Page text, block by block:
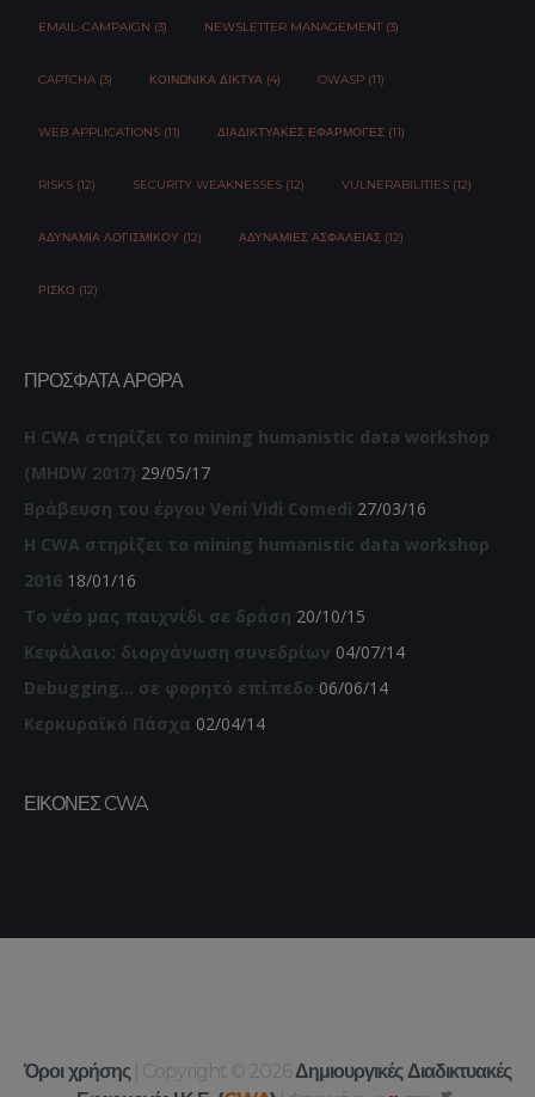
EMAIL-CAMPAIGN (3) NEWSLETTER MANAGEMENT (3)
CAPTCHA (3) ΚΟΙΝΩΝΙΚΆ ΔΊΚΤΥΑ (4) OWASP (11)
WEB APPLICATIONS (11) ΔΙΑΔΙΚΤΥΑΚΈΣ ΕΦΑΡΜΟΓΈΣ (11)
RISKS (12) SECURITY WEAKNESSES (12) VULNERABILITIES (12)
ΑΔΥΝΑΜΊΑ ΛΟΓΙΣΜΙΚΟΎ (12) ΑΔΥΝΑΜΊΕΣ ΑΣΦΆΛΕΙΑΣ (12)
ΡΊΣΚΟ (12)
ΠΡΌΣΦΑΤΑ ΆΡΘΡΑ
Η CWA στηρίζει το mining humanistic data workshop
(MHDW 2017) 29/05/17
Βράβευση του έργου Veni Vidi Comedi 27/03/16
Η CWA στηρίζει το mining humanistic data workshop
2016 18/01/16
Το νέο μας παιχνίδι σε δράση 20/10/15
Κεφάλαιο: διοργάνωση συνεδρίων 04/07/14
Debugging… σε φορητό επίπεδο 06/06/14
Κερκυραϊκό Πάσχα 02/04/14
ΕΙΚΌΝΕΣ CWA
Όροι χρήσης| Copyright © 2026 Δημιουργικές Διαδικτυακές